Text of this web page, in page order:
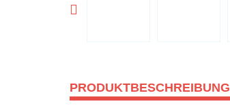
PRODUKTBESCHREIBUNG